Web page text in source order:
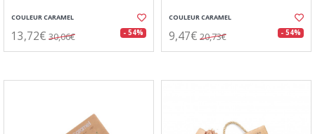
COULEUR CARAMEL
13,72€ 30,06€ - 54%
COULEUR CARAMEL
9,47€ 20,73€ - 54%